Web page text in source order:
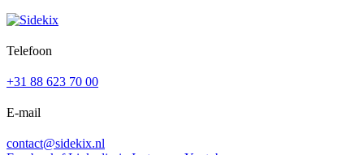
Telefoon
+31 88 623 70 00
E-mail
contact@sidekix.nl